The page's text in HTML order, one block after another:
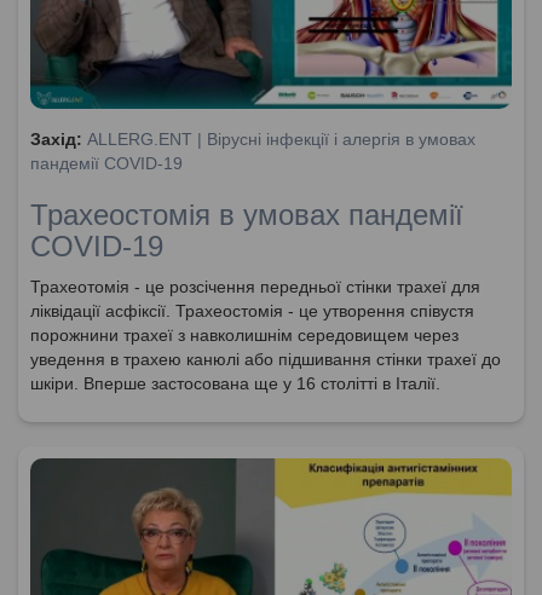
Захід: ALLERG.ENT | Вірусні інфекції і алергія в умовах
пандемії COVID-19
Трахеостомія в умовах пандемії
COVID-19
Трахеотомія - це розсічення передньої стінки трахеї для
ліквідації асфіксії. Трахеостомія - це утворення співустя
порожнини трахеї з навколишнім середовищем через
уведення в трахею канюлі або підшивання стінки трахеї до
шкіри. Вперше застосована ще у 16 столітті в Італії.